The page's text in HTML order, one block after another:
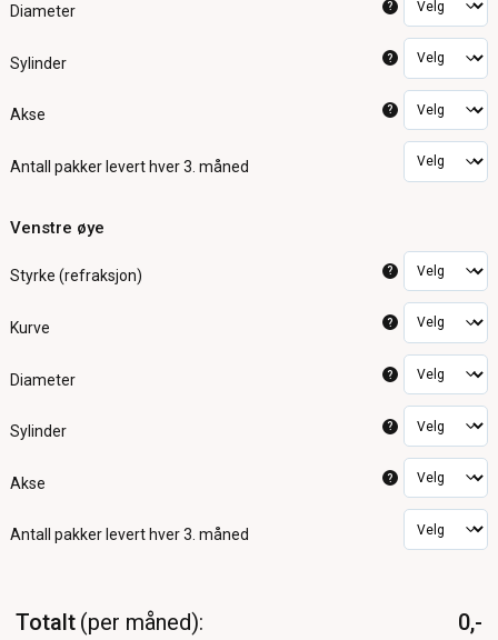
Diameter ?
Sylinder ?
Akse ?
Antall pakker levert hver 3. måned
Venstre øye
Styrke (refraksjon) ?
Kurve ?
Diameter ?
Sylinder ?
Akse ?
Antall pakker levert hver 3. måned
Totalt per måned 0,-